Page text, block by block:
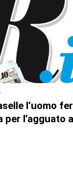
l’uomo
per l’agguato